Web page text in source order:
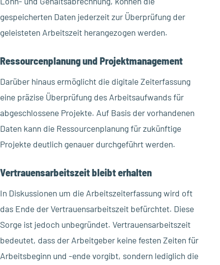
gespeicherten Daten jederzeit zur Überprüfung der
geleisteten Arbeitszeit herangezogen werden.
Ressourcenplanung und Projektmanagement
Darüber hinaus ermöglicht die digitale Zeiterfassung
eine präzise Überprüfung des Arbeitsaufwands für
abgeschlossene Projekte. Auf Basis der vorhandenen
Daten kann die Ressourcenplanung für zukünftige
Projekte deutlich genauer durchgeführt werden.
Vertrauensarbeitszeit bleibt erhalten
In Diskussionen um die Arbeitszeiterfassung wird oft
das Ende der Vertrauensarbeitszeit befürchtet. Diese
Sorge ist jedoch unbegründet. Vertrauensarbeitszeit
bedeutet, dass der Arbeitgeber keine festen Zeiten für
Arbeitsbeginn und -ende vorgibt, sondern lediglich die